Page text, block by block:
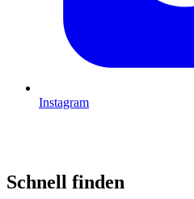
Instagram
Schnell finden